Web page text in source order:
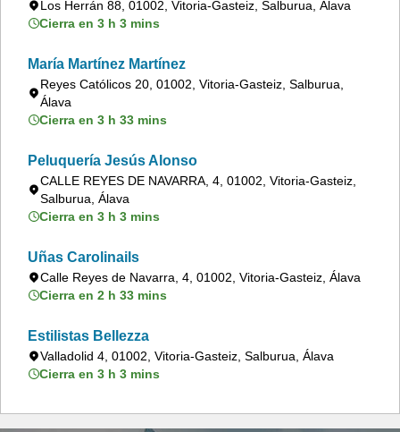
Los Herrán 88, 01002, Vitoria-Gasteiz, Salburua, Álava
Cierra en 3 h 3 mins
María Martínez Martínez
Reyes Católicos 20, 01002, Vitoria-Gasteiz, Salburua,
Álava
Cierra en 3 h 33 mins
Peluquería Jesús Alonso
CALLE REYES DE NAVARRA, 4, 01002, Vitoria-Gasteiz,
Salburua, Álava
Cierra en 3 h 3 mins
Uñas Carolinails
Calle Reyes de Navarra, 4, 01002, Vitoria-Gasteiz, Álava
Cierra en 2 h 33 mins
Estilistas Bellezza
Valladolid 4, 01002, Vitoria-Gasteiz, Salburua, Álava
Cierra en 3 h 3 mins